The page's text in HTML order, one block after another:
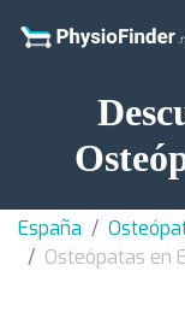
España
Osteópatas en